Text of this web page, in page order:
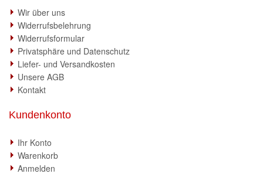
Wir über uns
Widerrufsbelehrung
Widerrufsformular
Privatsphäre und Datenschutz
Liefer- und Versandkosten
Unsere AGB
Kontakt
Kundenkonto
Ihr Konto
Warenkorb
Anmelden